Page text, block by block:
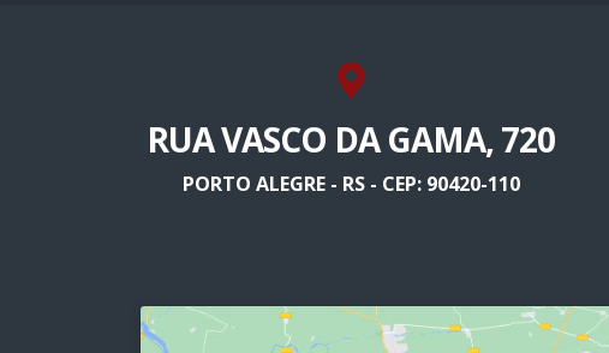
RUA VASCO DA GAMA, 720
PORTO ALEGRE - RS - CEP: 90420-110